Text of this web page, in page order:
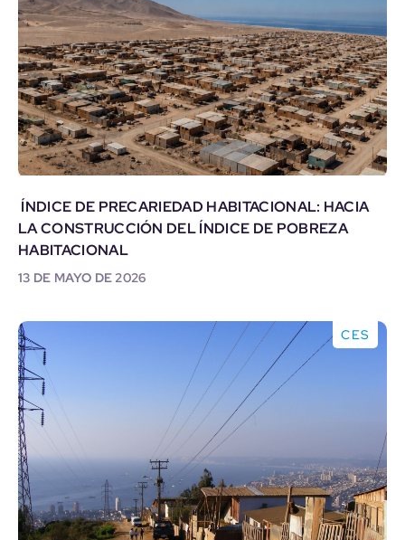
ÍNDICE DE PRECARIEDAD HABITACIONAL: HACIA
LA CONSTRUCCIÓN DEL ÍNDICE DE POBREZA
HABITACIONAL
13 DE MAYO DE 2026
CES